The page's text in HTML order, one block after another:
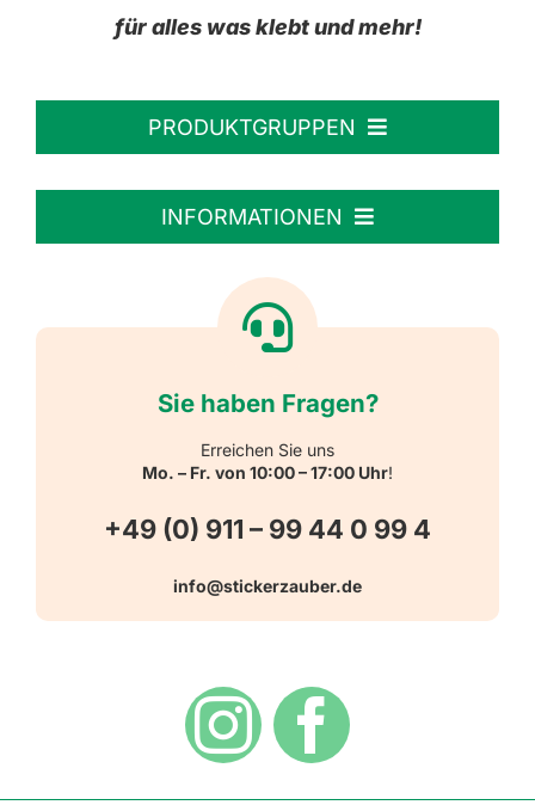
für alles was klebt und mehr!
PRODUKTGRUPPEN
Personalisierte Aufkleber
Reflektierende Aufkleber
Warn-, Gebots-, Verbots- und
Hinweisaufkleber
INFORMATIONEN
Versandarten
Widerrufsbelehrung
Sie haben Fragen?
Erreichen Sie uns
Mo. – Fr. von 10:00 – 17:00 Uhr!
+49 (0) 911 – 99 44 0 99 4
info@stickerzauber.de